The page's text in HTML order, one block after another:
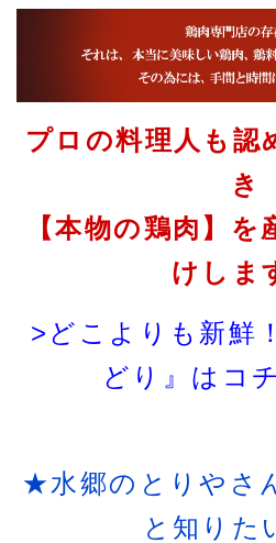
プロの料理人も認
き
【本物の鶏肉】を
けしま
>どこよりも新鮮
どり』はコ
★水郷のとりやさ
と知りた